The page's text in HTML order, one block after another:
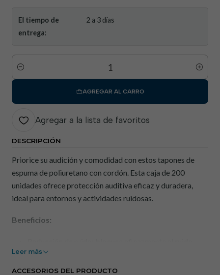
El tiempo de
entrega:
2 a 3 días
Cantidad
AGREGAR AL CARRO
Agregar a la lista de favoritos
DESCRIPCIÓN
Priorice su audición y comodidad con estos tapones de
espuma de poliuretano con cordón. Esta caja de 200
unidades ofrece protección auditiva eficaz y duradera,
ideal para entornos y actividades ruidosas.
Beneficios:
excesivo, protegiendo sus oídos de la exposición a
altos niveles de sonido.
Leer más
ACCESORIOS DEL PRODUCTO